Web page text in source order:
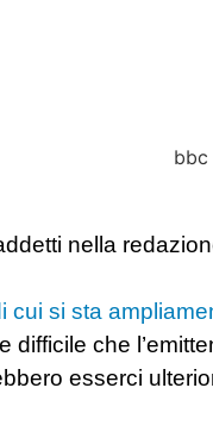
nella
cui si sta
difficile che
esserci